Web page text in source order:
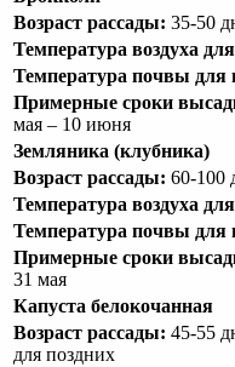
Возраст рассады: 35-50
Температура воздуха
Температура почвы для
Примерные сроки
мая – 10 июня
Земляника (клубника)
Возраст рассады: 60-100
Температура воздуха
Температура почвы для
Примерные сроки
31 мая
Капуста белокочанная
Возраст рассады: 45-55
для поздних